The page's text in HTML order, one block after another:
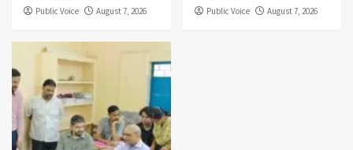
Public Voice August 7, 2026 Public Voice August 7, 2026